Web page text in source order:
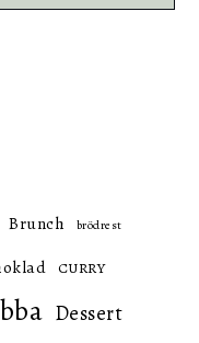
Brunch brödrest
CURRY
Dessert